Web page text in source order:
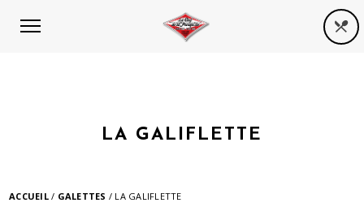
LA GALIFLETTE
ACCUEIL/ GALETTES / LA GALIFLETTE